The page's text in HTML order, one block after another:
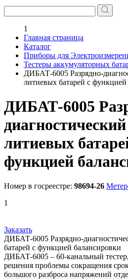
1
Главная страница
Каталог
Приборы для
Тестеры аккумуляторных
ДИБАТ-6005 Разрядно-
литиевых батарей с функцией
ДИБАТ-6005
диагностический
литиевых
функцией
Номер в госреестре: 98694-26
1
Заказать
ДИБАТ-6005 Разрядно-
батарей с функцией балансировки
ДИБАТ-6005 – 60-канальный
решения проблемы сокращения
большого разброса напряжений